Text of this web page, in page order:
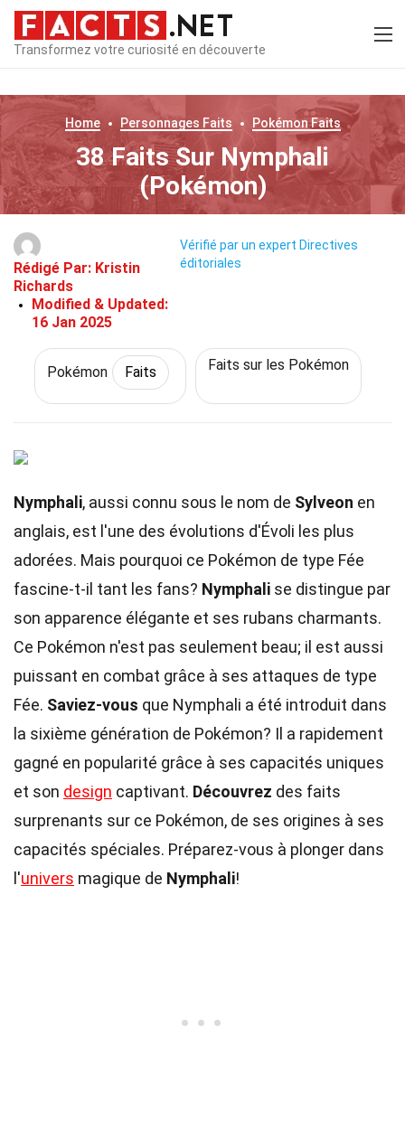
Transformez votre curiosité en découverte
Home Personnages Faits PokémonFaits
38 Faits Sur Nymphali
(Pokémon)
Rédigé Par: Kristin
Richards
Modified & Updated:
16 Jan 2025
Vérifié par un expert Directives
éditoriales
Pokémon Faits Faits sur les Pokémon
Nymphali, aussi connu sous le nom de Sylveon en
anglais, est l'une des évolutions d'Évoli les plus
adorées. Mais pourquoi ce Pokémon de type Fée
fascine-t-il tant les fans? Nymphali se distingue par
son apparence élégante et ses rubans charmants.
Ce Pokémon n'est pas seulement beau; il est aussi
puissant en combat grâce à ses attaques de type
Fée. Saviez-vous que Nymphali a été introduit dans
la sixième génération de Pokémon? Il a rapidement
gagné en popularité grâce à ses capacités uniques
et son design captivant. Découvrez des faits
surprenants sur ce Pokémon, de ses origines à ses
capacités spéciales. Préparez-vous à plonger dans
l'univers magique de Nymphali!